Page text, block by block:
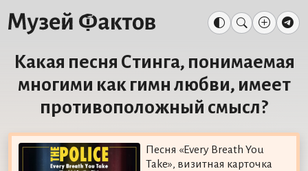
Какая песня Стинга, понимаемая
многими как гимн любви, имеет
противоположный смысл?
Песня «Every Breath You
Take», визитная карточка